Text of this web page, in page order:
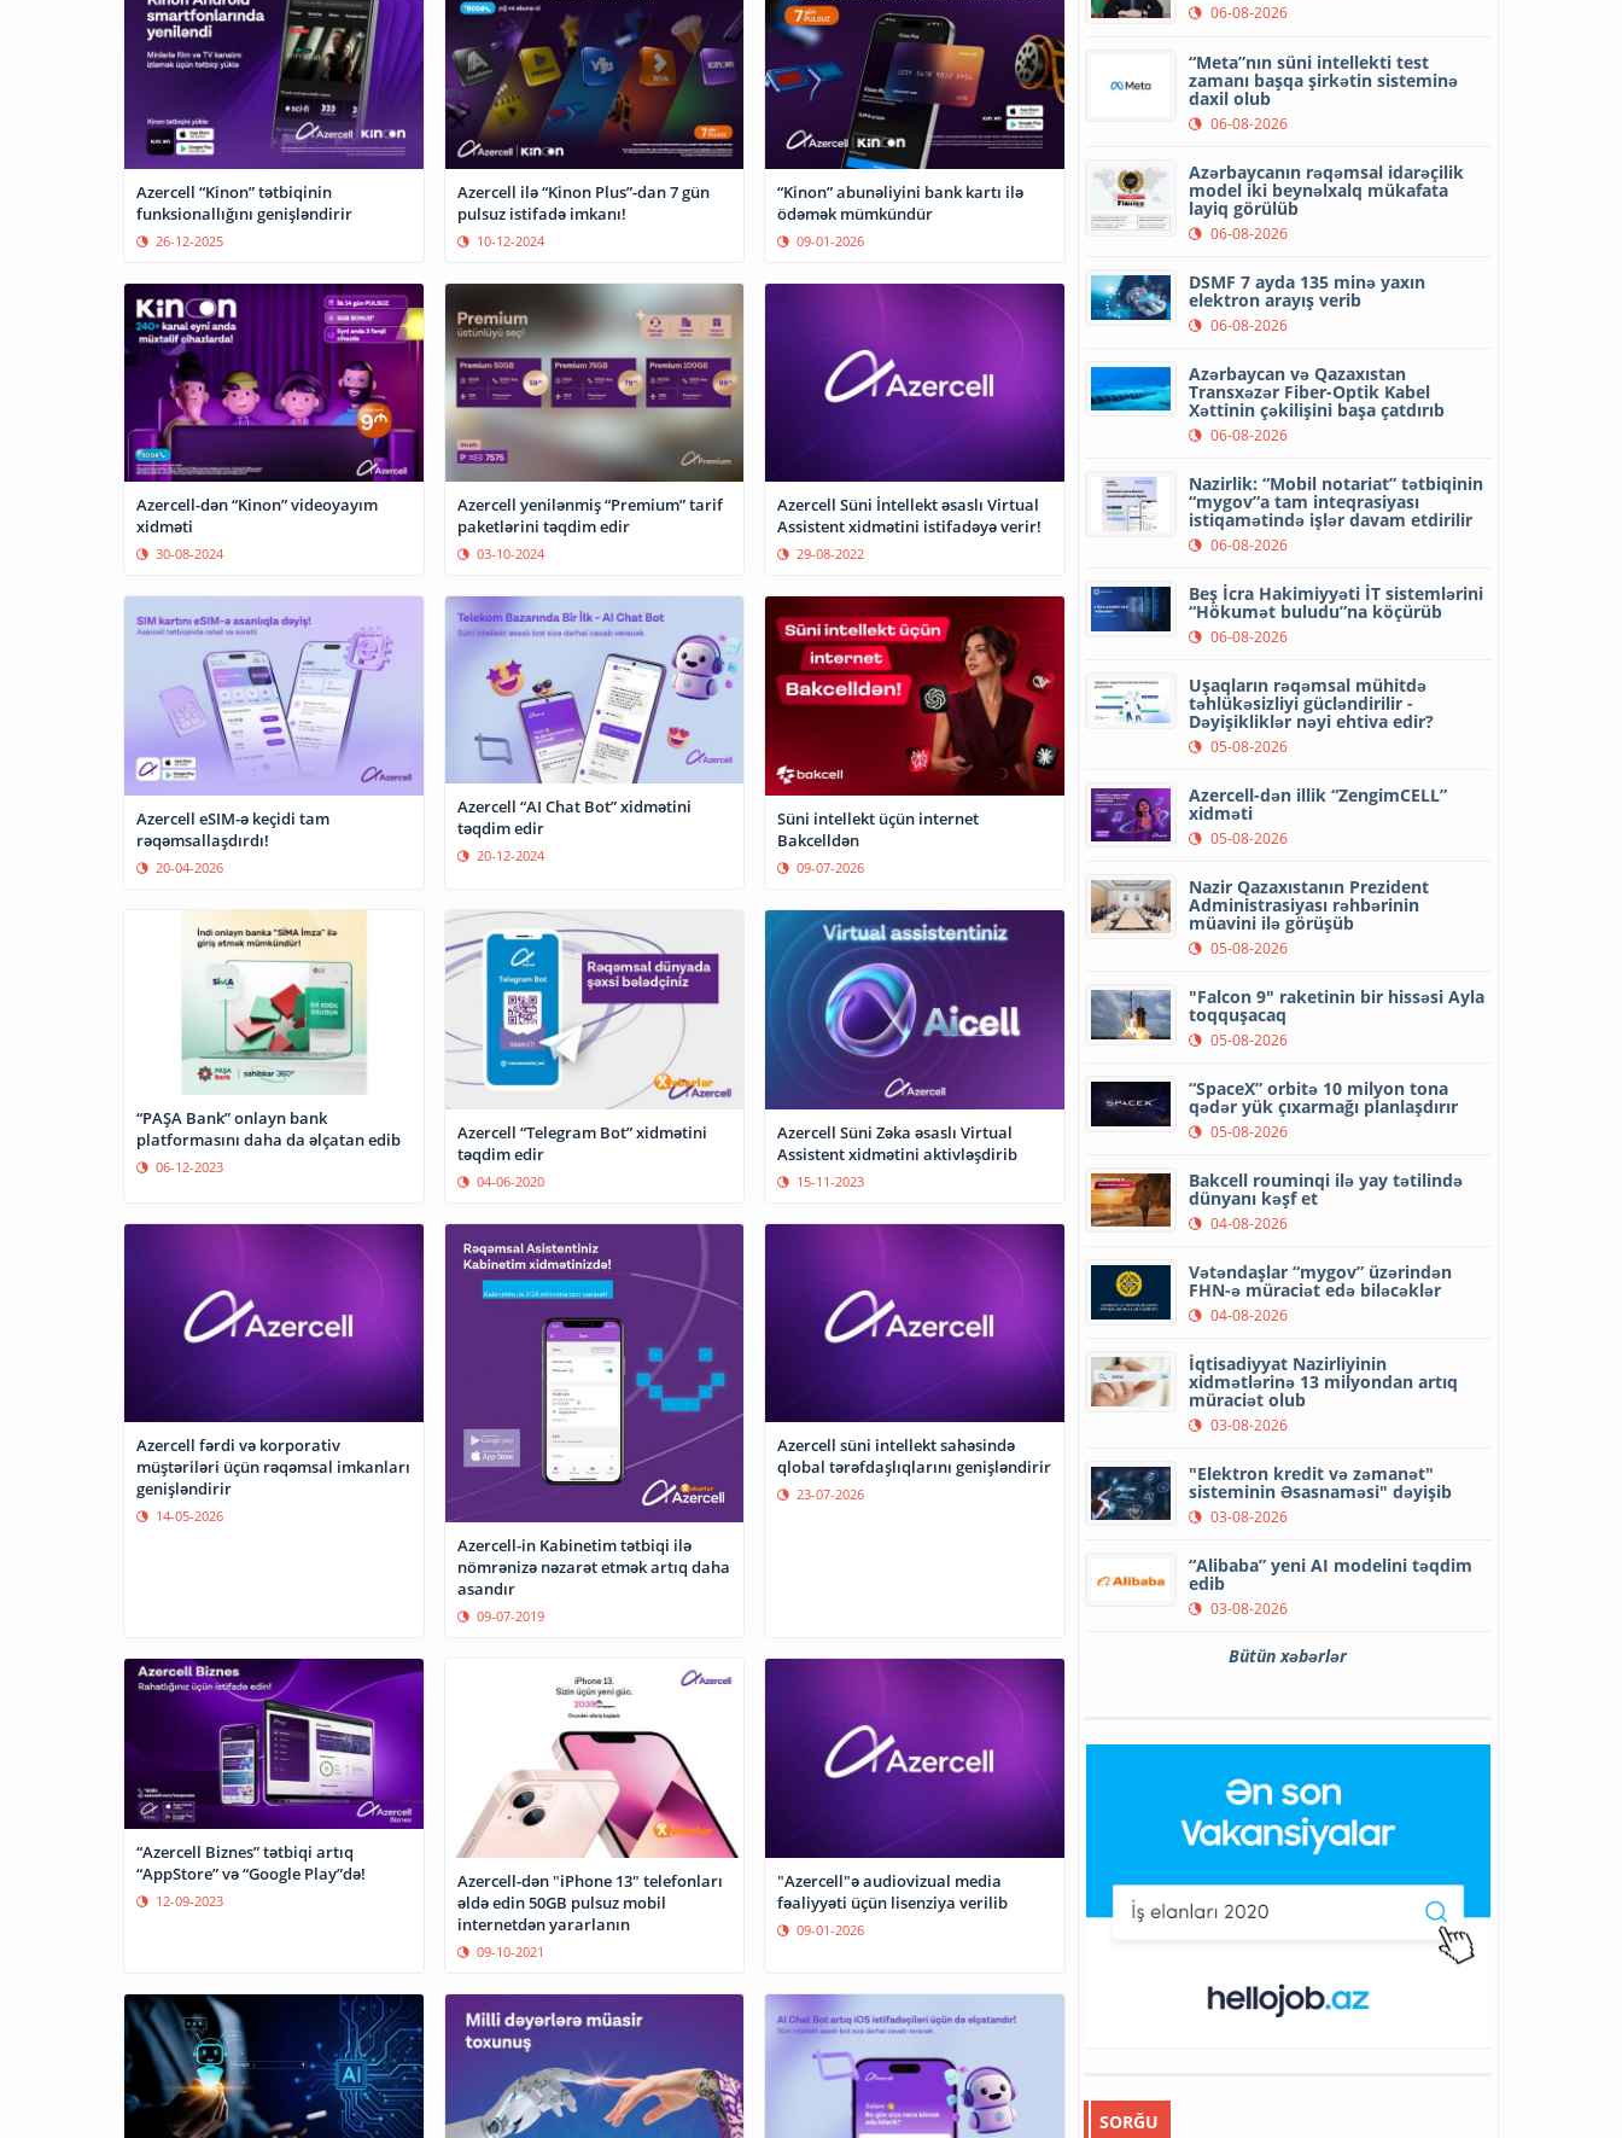
Azercell “Kinon” tətbiqinin
funksionallığını genişləndirir
26-12-2025
Azercell ilə “Kinon Plus”-dan 7 gün
pulsuz istifadə imkanı!
10-12-2024
“Kinon” abunəliyini bank kartı ilə
ödəmək mümkündür
09-01-2026
Azercell-dən “Kinon” videoyayım
xidməti
30-08-2024
Azercell yenilənmiş “Premium” tarif
paketlərini təqdim edir
03-10-2024
Azercell Süni İntellekt əsaslı Virtual
Assistent xidmətini istifadəyə verir!
29-08-2022
Azercell eSIM-ə keçidi tam
rəqəmsallaşdırdı!
20-04-2026
Azercell “AI Chat Bot” xidmətini
təqdim edir
20-12-2024
Süni intellekt üçün internet
Bakcelldən
09-07-2026
“PAŞA Bank” onlayn bank
platformasını daha da əlçatan edib
06-12-2023
Azercell “Telegram Bot” xidmətini
təqdim edir
04-06-2020
Azercell Süni Zəka əsaslı Virtual
Assistent xidmətini aktivləşdirib
15-11-2023
Azercell fərdi və korporativ
müştəriləri üçün rəqəmsal imkanları
genişləndirir
14-05-2026
Azercell-in Kabinetim tətbiqi ilə
nömrənizə nəzarət etmək artıq daha
asandır
09-07-2019
Azercell süni intellekt sahəsində
qlobal tərəfdaşlıqlarını genişləndirir
23-07-2026
“Azercell Biznes” tətbiqi artıq
“AppStore” və “Google Play”də!
12-09-2023
Azercell-dən "iPhone 13" telefonları
əldə edin 50GB pulsuz mobil
internetdən yararlanın
09-10-2021
"Azercell"ə audiovizual media
fəaliyyəti üçün lisenziya verilib
09-01-2026
06-08-2026
“Meta”nın süni intellekti test
zamanı başqa şirkətin sisteminə
daxil olub
06-08-2026
Azərbaycanın rəqəmsal idarəçilik
model iki beynəlxalq mükafata
layiq görülüb
06-08-2026
DSMF 7 ayda 135 minə yaxın
elektron arayış verib
06-08-2026
Azərbaycan və Qazaxıstan
Transxəzər Fiber-Optik Kabel
Xəttinin çəkilişini başa çatdırıb
06-08-2026
Nazirlik: “Mobil notariat” tətbiqinin
“mygov”a tam inteqrasiyası
istiqamətində işlər davam etdirilir
06-08-2026
Beş İcra Hakimiyyəti İT sistemlərini
“Hökumət buludu”na köçürüb
06-08-2026
Uşaqların rəqəmsal mühitdə
təhlükəsizliyi gücləndirilir -
Dəyişikliklər nəyi ehtiva edir?
05-08-2026
Azercell-dən illik “ZengimCELL”
xidməti
05-08-2026
Nazir Qazaxıstanın Prezident
Administrasiyası rəhbərinin
müavini ilə görüşüb
05-08-2026
"Falcon 9" raketinin bir hissəsi Ayla
toqquşacaq
05-08-2026
“SpaceX” orbitə 10 milyon tona
qədər yük çıxarmağı planlaşdırır
05-08-2026
Bakcell rouminqi ilə yay tətilində
dünyanı kəşf et
04-08-2026
Vətəndaşlar “mygov” üzərindən
FHN-ə müraciət edə biləcəklər
04-08-2026
İqtisadiyyat Nazirliyinin
xidmətlərinə 13 milyondan artıq
müraciət olub
03-08-2026
"Elektron kredit və zəmanət"
sisteminin Əsasnaməsi" dəyişib
03-08-2026
“Alibaba” yeni AI modelini təqdim
edib
03-08-2026
Bütün xəbərlər
SORĞU